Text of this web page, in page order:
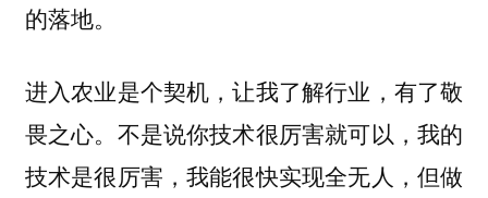
的落地。
进入农业是个契机，让我了解行业，有了敬
畏之心。不是说你技术很厉害就可以，我的
技术是很厉害，我能很快实现全无人，但做